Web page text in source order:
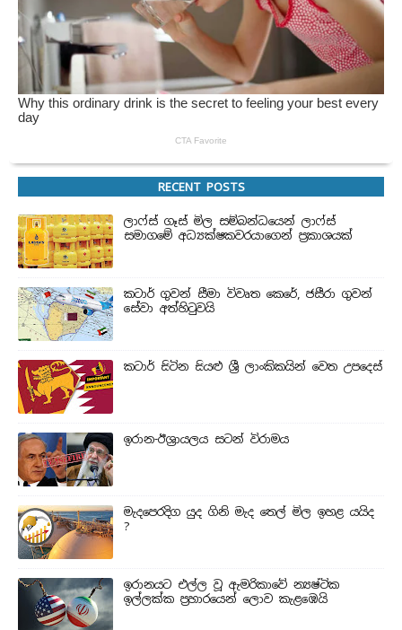
RECENT POSTS
ලාෆ්ස් ගෑස් මිල සම්බන්ධයෙන් ලාෆ්ස්
සමාගමේ අධ්‍යක්ෂකවරයාගෙන් ප්‍රකාශයක්
කටාර් ගුවන් සීමා විවෘත කෙරේ, ජසීරා ගුවන්
සේවා අත්හි‍ටුවයි
කටාර් සිටින සියළු ශ්‍රී ලාංකිකයින් වෙත උපදෙස්
ඉරාන-ඊශ්‍රායලය සටන් විරාමය
මැදපෙරදිග යුද ගිනි මැද තෙල් මිල ඉහළ යයිද
?
ඉරානයට එල්ල වූ ඇමරිකාවේ න්‍යෂ්ටික
ඉල්ලක්ක ප්‍රහාරයෙන් ලොව කැළඹෙයි